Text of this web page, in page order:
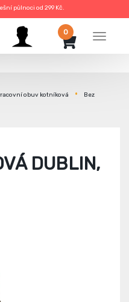
půlnoci od 299 Kč.
Menu
0
obuv kotníková
Bez
DUBLIN,